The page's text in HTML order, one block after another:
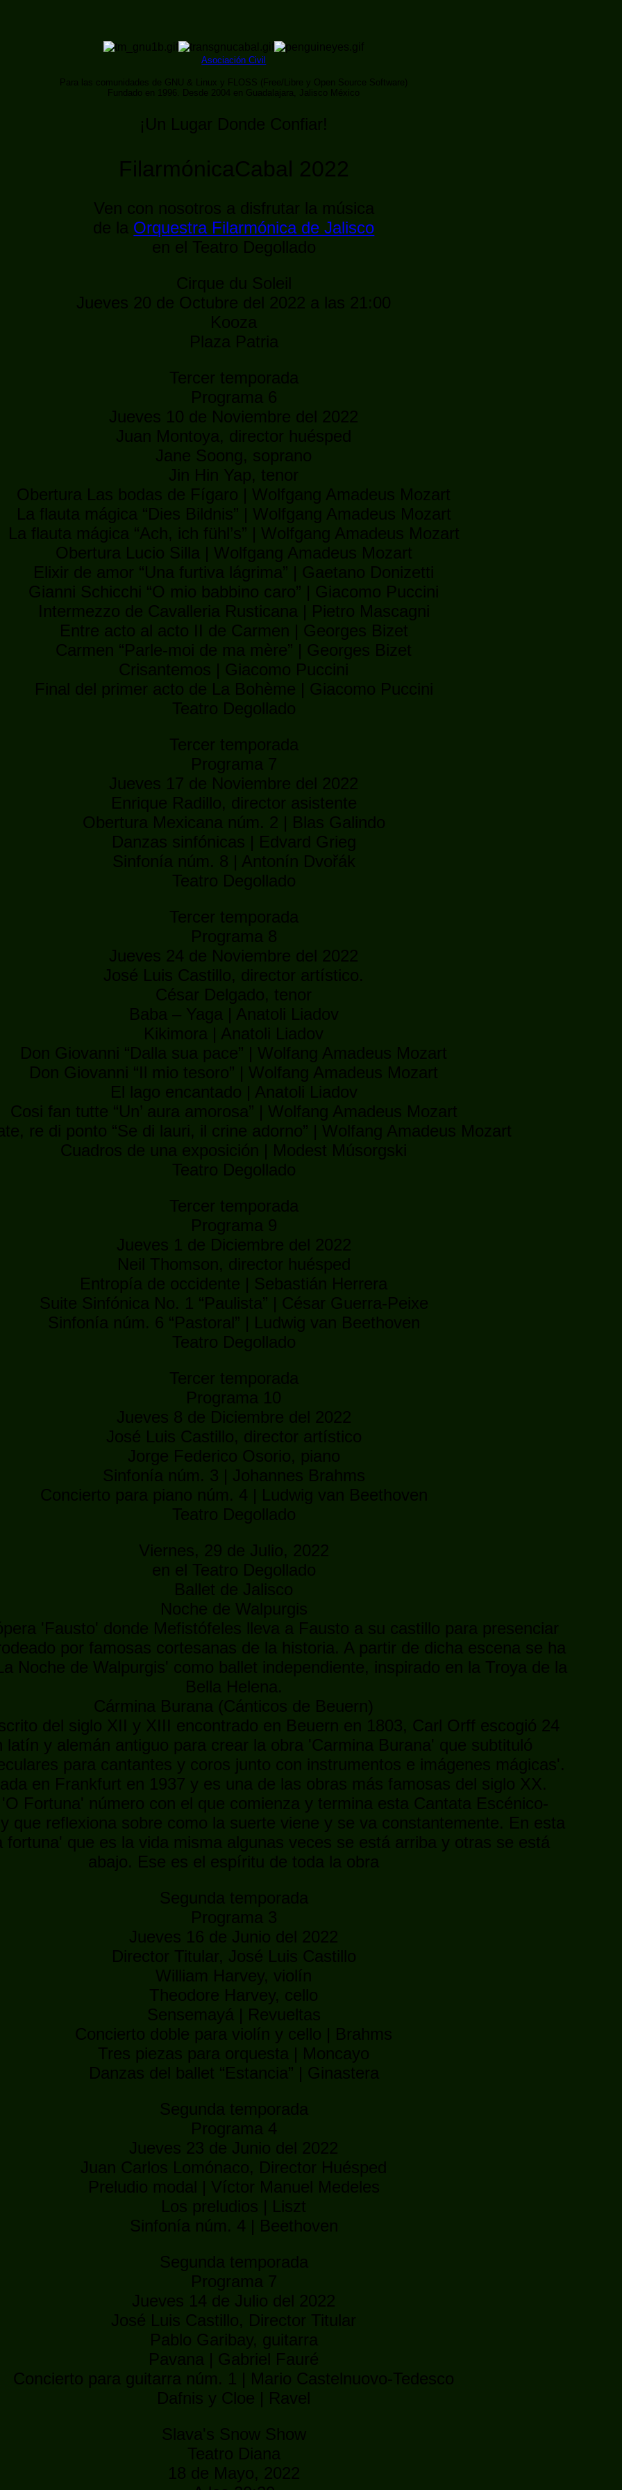
Asociación Civil
Para las comunidades de GNU & Linux y FLOSS (Free/Libre y Open Source Software)
Fundado en 1996. Desde 2004 en Guadalajara, Jalisco México
¡Un Lugar Donde Confiar!
FilarmónicaCabal 2022
Ven con nosotros a disfrutar la música
de la Orquestra Filarmónica de Jalisco
en el Teatro Degollado
Cirque du Soleil
Jueves 20 de Octubre del 2022 a las 21:00
Kooza
Plaza Patria
Tercer temporada
Programa 6
Jueves 10 de Noviembre del 2022
Juan Montoya, director huésped
Jane Soong, soprano
Jin Hin Yap, tenor
Obertura Las bodas de Fígaro | Wolfgang Amadeus Mozart
La flauta mágica “Dies Bildnis” | Wolfgang Amadeus Mozart
La flauta mágica “Ach, ich fühl’s” | Wolfgang Amadeus Mozart
Obertura Lucio Silla | Wolfgang Amadeus Mozart
Elixir de amor “Una furtiva lágrima” | Gaetano Donizetti
Gianni Schicchi “O mio babbino caro” | Giacomo Puccini
Intermezzo de Cavalleria Rusticana | Pietro Mascagni
Entre acto al acto II de Carmen | Georges Bizet
Carmen “Parle-moi de ma mère” | Georges Bizet
Crisantemos | Giacomo Puccini
Final del primer acto de La Bohème | Giacomo Puccini
Teatro Degollado
Tercer temporada
Programa 7
Jueves 17 de Noviembre del 2022
Enrique Radillo, director asistente
Obertura Mexicana núm. 2 | Blas Galindo
Danzas sinfónicas | Edvard Grieg
Sinfonía núm. 8 | Antonín Dvořák
Teatro Degollado
Tercer temporada
Programa 8
Jueves 24 de Noviembre del 2022
José Luis Castillo, director artístico.
César Delgado, tenor
Baba – Yaga | Anatoli Liadov
Kikimora | Anatoli Liadov
Don Giovanni “Dalla sua pace” | Wolfang Amadeus Mozart
Don Giovanni “Il mio tesoro” | Wolfang Amadeus Mozart
El lago encantado | Anatoli Liadov
Cosi fan tutte “Un’ aura amorosa” | Wolfang Amadeus Mozart
re di ponto “Se di lauri, il crine adorno” | Wolfang Amadeus Mozart
Cuadros de una exposición | Modest Músorgski
Teatro Degollado
Tercer temporada
Programa 9
Jueves 1 de Diciembre del 2022
Neil Thomson, director huésped
Entropía de occidente | Sebastián Herrera
Suite Sinfónica No. 1 “Paulista” | César Guerra-Peixe
Sinfonía núm. 6 “Pastoral” | Ludwig van Beethoven
Teatro Degollado
Tercer temporada
Programa 10
Jueves 8 de Diciembre del 2022
José Luis Castillo, director artístico
Jorge Federico Osorio, piano
Sinfonía núm. 3 | Johannes Brahms
Concierto para piano núm. 4 | Ludwig van Beethoven
Teatro Degollado
Viernes, 29 de Julio, 2022
en el Teatro Degollado
Ballet de Jalisco
Noche de Walpurgis
'Fausto' donde Mefistófeles lleva a Fausto a su castillo para presenciar
por famosas cortesanas de la historia. A partir de dicha escena se ha
Noche de Walpurgis' como ballet independiente, inspirado en la Troya de la
Bella Helena.
Cármina Burana (Cánticos de Beuern)
del siglo XII y XIII encontrado en Beuern en 1803, Carl Orff escogió 24
latín y alemán antiguo para crear la obra 'Carmina Burana' que subtituló
para cantantes y coros junto con instrumentos e imágenes mágicas'.
en Frankfurt en 1937 y es una de las obras más famosas del siglo XX.
Fortuna' número con el que comienza y termina esta Cantata Escénico-
que reflexiona sobre como la suerte viene y se va constantemente. En esta
fortuna' que es la vida misma algunas veces se está arriba y otras se está
abajo. Ese es el espíritu de toda la obra
Segunda temporada
Programa 3
Jueves 16 de Junio del 2022
Director Titular, José Luis Castillo
William Harvey, violín
Theodore Harvey, cello
Sensemayá | Revueltas
Concierto doble para violín y cello | Brahms
Tres piezas para orquesta | Moncayo
Danzas del ballet “Estancia” | Ginastera
Segunda temporada
Programa 4
Jueves 23 de Junio del 2022
Juan Carlos Lomónaco, Director Huésped
Preludio modal | Víctor Manuel Medeles
Los preludios | Liszt
Sinfonía núm. 4 | Beethoven
Segunda temporada
Programa 7
Jueves 14 de Julio del 2022
José Luis Castillo, Director Titular
Pablo Garibay, guitarra
Pavana | Gabriel Fauré
Concierto para guitarra núm. 1 | Mario Castelnuovo-Tedesco
Dafnis y Cloe | Ravel
Slava's Snow Show
Teatro Diana
18 de Mayo, 2022